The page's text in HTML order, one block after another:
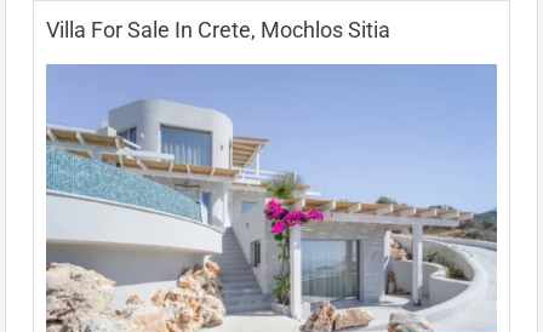
Villa For Sale In Crete, Mochlos Sitia